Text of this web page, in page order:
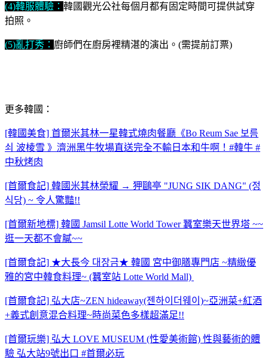
(4)韓服體驗： 韓國觀光公社每個月都有固定時間可提供試穿
拍照。
(5)亂打秀： 廚師們在廚房裡精湛的演出。(需提前訂票)
更多韓國：
[韓國美食] 首爾米其林一星韓式燒肉餐廳《Bo Reum Sae 보름
쇠 波棱雪 》濟洲黑牛牧場直送完全不輸日本和牛啊！#韓牛 #
中秋烤肉
[首爾食記] 韓國米其林榮耀 → 狎鷗亭 "JUNG SIK DANG" (정
식당) ~ 令人驚豔!!
[首爾新地標] 韓國 Jamsil Lotte World Tower 蠶室樂天世界塔 ~~
逛一天都不會膩~~
[首爾食記] ★大長今 대장금★ 韓國 宮中御膳專門店 ~精緻優
雅的宮中韓食料理~ (蠶室站 Lotte World Mall)
[首爾食記] 弘大店~ZEN hideaway(젠하이더웨이)~亞洲菜+紅酒
+義式創意混合料理~時尚菜色多樣超滿足!!
[首爾玩樂] 弘大 LOVE MUSEUM (性愛美術館) 性與藝術的體
驗 弘大站9號出口 #首爾必玩